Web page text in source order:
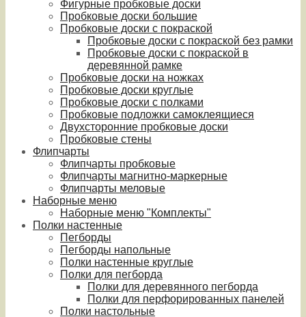
Фигурные пробковые доски
Пробковые доски большие
Пробковые доски с покраской
Пробковые доски с покраской без рамки
Пробковые доски с покраской в
деревянной рамке
Пробковые доски на ножках
Пробковые доски круглые
Пробковые доски с полками
Пробковые подложки самоклеящиеся
Двухсторонние пробковые доски
Пробковые стены
Флипчарты
Флипчарты пробковые
Флипчарты магнитно-маркерные
Флипчарты меловые
Наборные меню
Наборные меню "Комплекты"
Полки настенные
Пегборды
Пегборды напольные
Полки настенные круглые
Полки для пегборда
Полки для деревянного пегборда
Полки для перфорированных панелей
Полки настольные